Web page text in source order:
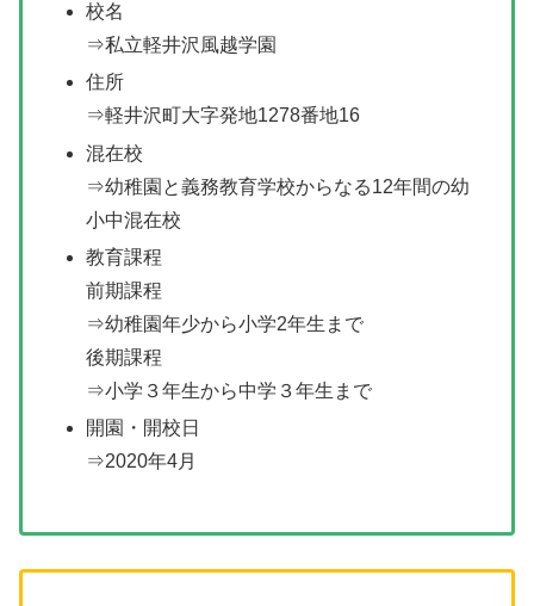
校名
⇒私立軽井沢風越学園
住所
⇒軽井沢町大字発地1278番地16
混在校
⇒幼稚園と義務教育学校からなる12年間の幼
小中混在校
教育課程
前期課程
⇒幼稚園年少から小学2年生まで
後期課程
⇒小学３年生から中学３年生まで
開園・開校日
⇒2020年4月